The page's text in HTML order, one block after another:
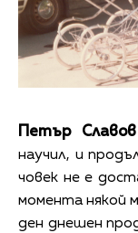
Петър
научил, и
човек не е
момента някой
ден днешен